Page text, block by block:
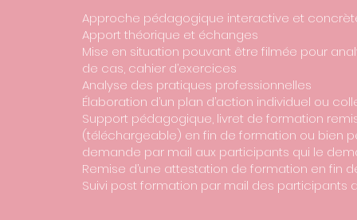
Approche pédagogique interactive et
Apport théorique et échanges
Mise en situation pouvant être filmée pour
de cas, cahier d’exercices
Analyse des pratiques professionnelles
Élaboration d’un plan d’action individuel ou
Support pédagogique, livret de formation
(téléchargeable) en fin de formation ou bien
demande par mail aux participants qui le
Remise d’une attestation de formation en fin
Suivi post formation par mail des participants